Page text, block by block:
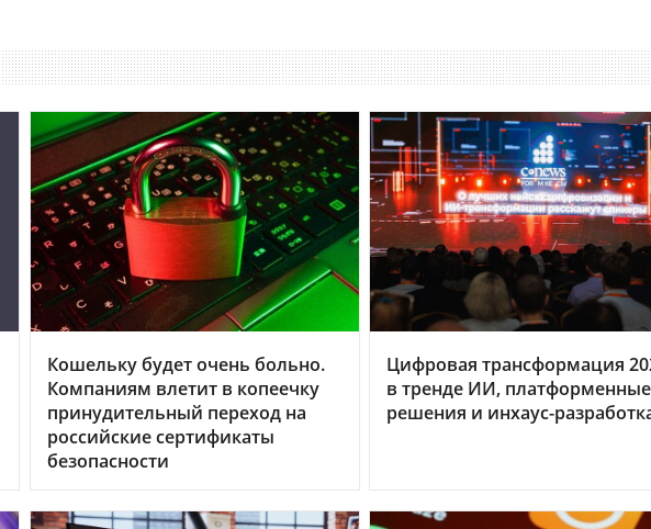
Кошельку будет очень больно.
Компаниям влетит в копеечку
принудительный переход на
российские сертификаты
безопасности
Цифровая трансформация
в тренде ИИ, платформенные
решения и инхаус-